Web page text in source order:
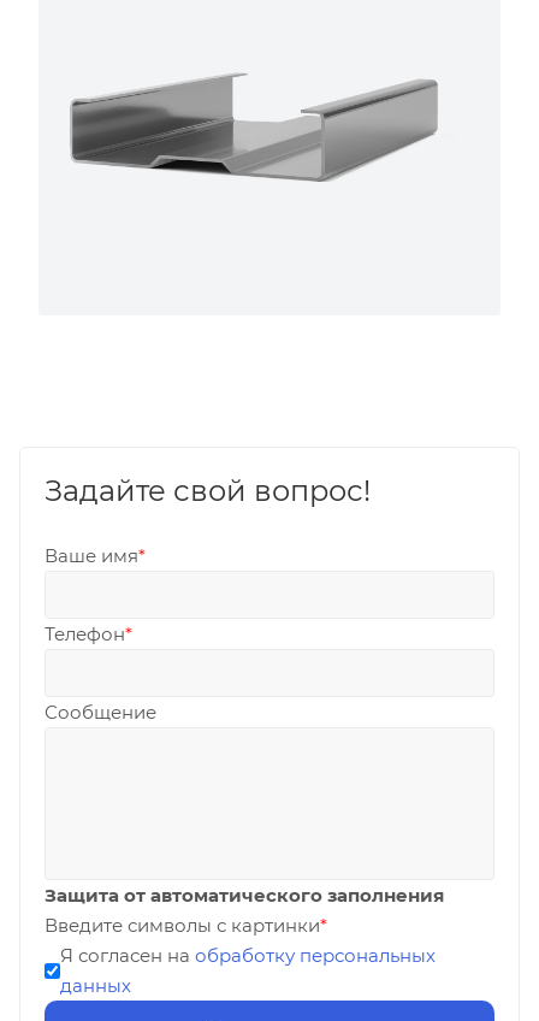
Задайте свой вопрос!
Ваше имя*
Телефон*
Сообщение
Защита от автоматического заполнения
Введите символы с картинки*
Я согласен на обработку персональных
данных